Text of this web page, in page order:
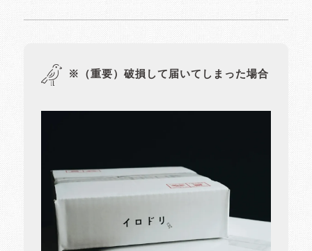
※（重要）破損して届いてしまった場合